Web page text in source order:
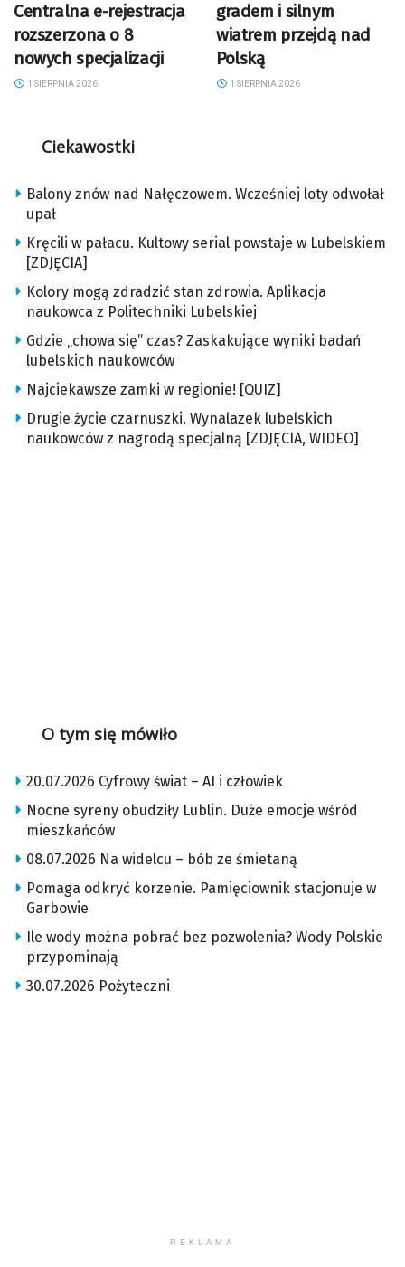
Centralna e-rejestracja
rozszerzona o 8
nowych specjalizacji
1 SIERPNIA 2026
gradem i silnym
wiatrem przejdą nad
Polską
1 SIERPNIA 2026
Ciekawostki
Balony znów nad Nałęczowem. Wcześniej loty odwołał
upał
Kręcili w pałacu. Kultowy serial powstaje w Lubelskiem
[ZDJĘCIA]
Kolory mogą zdradzić stan zdrowia. Aplikacja
naukowca z Politechniki Lubelskiej
Gdzie „chowa się” czas? Zaskakujące wyniki badań
lubelskich naukowców
Najciekawsze zamki w regionie! [QUIZ]
Drugie życie czarnuszki. Wynalazek lubelskich
naukowców z nagrodą specjalną [ZDJĘCIA, WIDEO]
O tym się mówiło
20.07.2026 Cyfrowy świat – AI i człowiek
Nocne syreny obudziły Lublin. Duże emocje wśród
mieszkańców
08.07.2026 Na widelcu – bób ze śmietaną
Pomaga odkryć korzenie. Pamięciownik stacjonuje w
Garbowie
Ile wody można pobrać bez pozwolenia? Wody Polskie
przypominają
30.07.2026 Pożyteczni
REKLAMA